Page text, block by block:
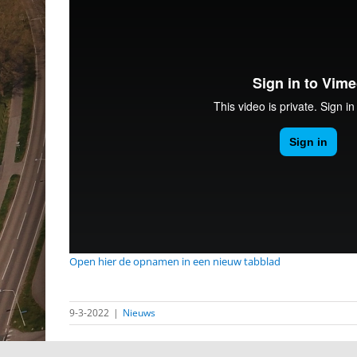
Open hier de opnamen in een nieuw tabblad
9-3-2022 | Nieuws